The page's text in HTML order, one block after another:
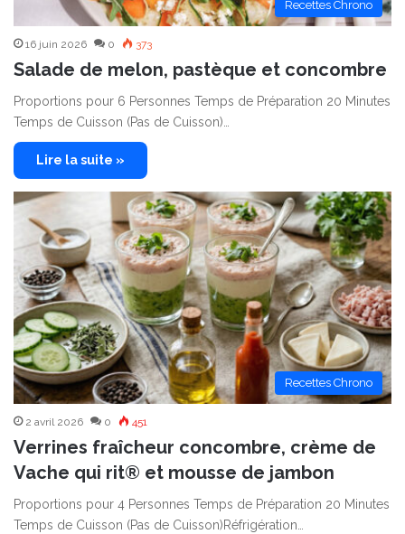
Recettes Chrono
16 juin 2026 0 373
Salade de melon, pastèque et concombre
Proportions pour 6 Personnes Temps de Préparation 20 Minutes
Temps de Cuisson (Pas de Cuisson)…
Lire la suite »
Recettes Chrono
2 avril 2026 0 451
Verrines fraîcheur concombre, crème de
Vache qui rit® et mousse de jambon
Proportions pour 4 Personnes Temps de Préparation 20 Minutes
Temps de Cuisson (Pas de Cuisson)Réfrigération…